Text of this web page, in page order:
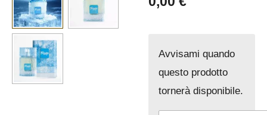
Avvisami quando
questo prodotto
tornerà disponibile.